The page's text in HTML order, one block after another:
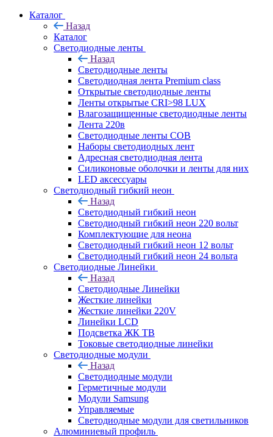
Каталог
Назад
Каталог
Светодиодные ленты
Назад
Светодиодные ленты
Светодиодная лента Premium class
Открытые светодиодные ленты
Ленты открытые CRI>98 LUX
Влагозащищенные светодиодные ленты
Лента 220в
Светодиодные ленты COB
Наборы светодиодных лент
Адресная светодиодная лента
Силиконовые оболочки и ленты для них
LED аксессуары
Светодиодный гибкий неон
Назад
Светодиодный гибкий неон
Светодиодный гибкий неон 220 вольт
Комплектующие для неона
Светодиодный гибкий неон 12 вольт
Светодиодный гибкий неон 24 вольта
Светодиодные Линейки
Назад
Светодиодные Линейки
Жесткие линейки
Жесткие линейки 220V
Линейки LCD
Подсветка ЖК ТВ
Токовые светодиодные линейки
Светодиодные модули
Назад
Светодиодные модули
Герметичные модули
Модули Samsung
Управляемые
Светодиодные модули для светильников
Алюминиевый профиль